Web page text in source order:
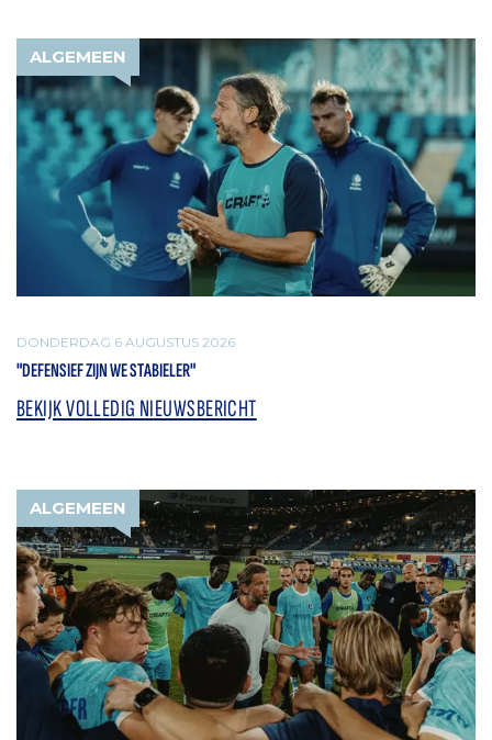
ALGEMEEN
DONDERDAG 6 AUGUSTUS 2026
"DEFENSIEF ZIJN WE STABIELER"
BEKIJK VOLLEDIG NIEUWSBERICHT
ALGEMEEN